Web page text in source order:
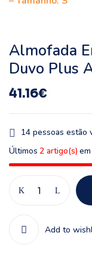
Almofada
Duvo Plus
41.16€
14 pessoas estão
Últimos 2 artigo(s)
Add to